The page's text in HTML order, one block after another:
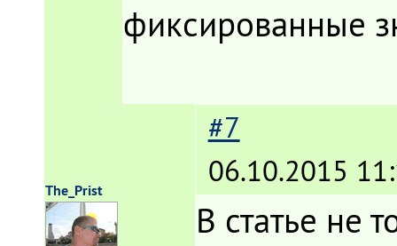
фиксированные
The_Prist
#7
06.10.2015
В статье не